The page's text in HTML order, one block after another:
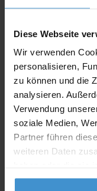
Diese Webseite
Wir verwenden
personalisieren,
zu können und die
analysieren.
Verwendung
soziale Medien,
Partner führen
weiteren Daten
gesammelt haben.
Lieferzeiten
Artikel mit
Muster mit Ihrer
Werbeanbringung zur
der Produktion: